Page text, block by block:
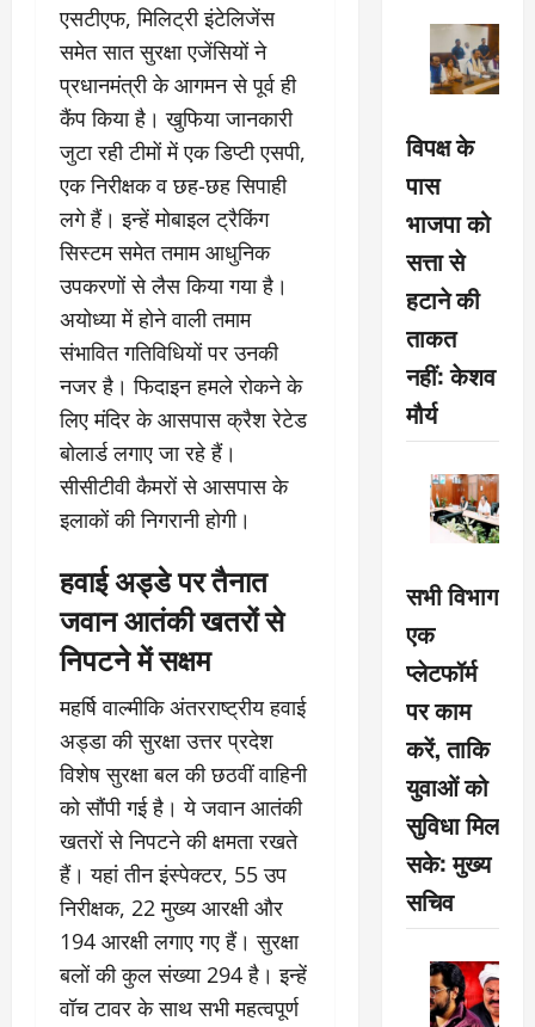
एसटीएफ, मिलिट्री इंटेलिजेंस
समेत सात सुरक्षा एजेंसियों ने
प्रधानमंत्री के आगमन से पूर्व ही
कैंप किया है। खुफिया जानकारी
जुटा रही टीमों में एक डिप्टी एसपी,
एक निरीक्षक व छह-छह सिपाही
लगे हैं। इन्हें मोबाइल ट्रैकिंग
सिस्टम समेत तमाम आधुनिक
उपकरणों से लैस किया गया है।
अयोध्या में होने वाली तमाम
संभावित गतिविधियों पर उनकी
नजर है। फिदाइन हमले रोकने के
लिए मंदिर के आसपास क्रैश रेटेड
बोलार्ड लगाए जा रहे हैं।
सीसीटीवी कैमरों से आसपास के
इलाकों की निगरानी होगी।
हवाई अड्डे पर तैनात
जवान आतंकी खतरों से
निपटने में सक्षम
महर्षि वाल्मीकि अंतरराष्ट्रीय हवाई
अड्डा की सुरक्षा उत्तर प्रदेश
विशेष सुरक्षा बल की छठवीं वाहिनी
को सौंपी गई है। ये जवान आतंकी
खतरों से निपटने की क्षमता रखते
हैं। यहां तीन इंस्पेक्टर, 55 उप
निरीक्षक, 22 मुख्य आरक्षी और
194 आरक्षी लगाए गए हैं। सुरक्षा
बलों की कुल संख्या 294 है। इन्हें
वॉच टावर के साथ सभी महत्वपूर्ण
विपक्ष के
पास
भाजपा को
सत्ता से
हटाने की
ताकत
नहीं: केशव
मौर्य
सभी विभाग
एक
प्लेटफॉर्म
पर काम
करें, ताकि
युवाओं को
सुविधा मिल
सके: मुख्य
सचिव